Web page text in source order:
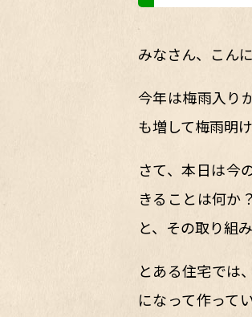
みなさん、こん
今年は梅雨入り
も増して梅雨明
さて、本日は今
きることは何か
と、その取り組
とある住宅では
になって作って